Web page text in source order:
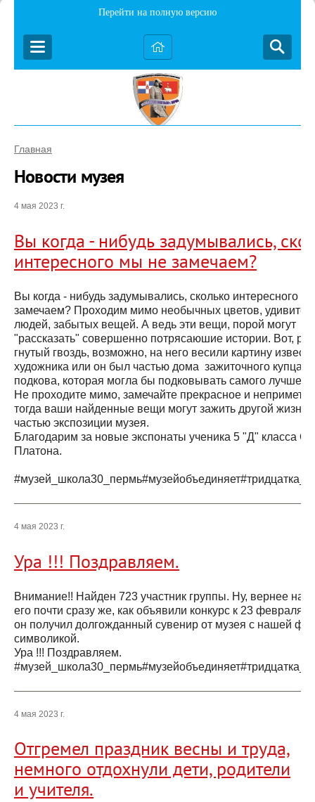
Перейти на полную версию
Главная
Новости музея
4 мая 2023 г.
Вы когда - нибудь задумывались,
интересного мы не замечаем?
Вы когда - нибудь задумывались, сколько интересного
замечаем? Проходим мимо необычных цветов,
людей, забытых вещей. А ведь эти вещи, порой могут
"рассказать" совершенно потрясаюшие истории. Вот,
гнутый гвоздь, возможно, на него весили картину
художника или он был частью дома зажиточного купца.
подкова, которая могла бы подковывать самого лучшего
Не проходите мимо, замечайте прекрасное и
тогда ваши найденные вещи могут зажить другой
частью экспозиции музея.
Благодарим за новые экспонаты ученика 5 "Д" класса
Платона.
4 мая 2023 г.
Ура !!! Поздравляем.
Внимание!! Найден 723 участник группы. Ну, вернее
его почти сразу же, как объявили конкурс к 23 февраля,
он получил долгожданный сувенир от музея с нашей
символикой.
Ура !!! Поздравляем.
4 мая 2023 г.
Отгремел праздник весны и труда,
немного отдохнули дети, родители
и учителя.